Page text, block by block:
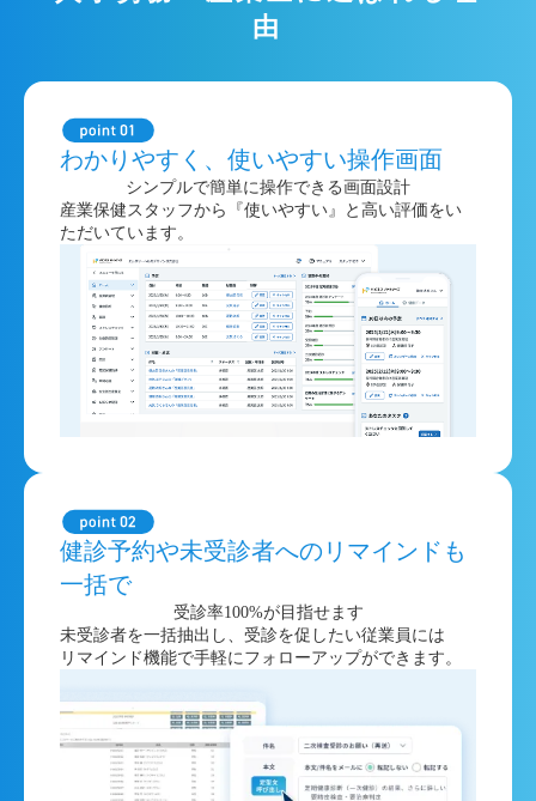
由
わかりやすく、使いやすい操作画面
シンプルで簡単に操作できる画面設計
産業保健スタッフから『使いやすい』と高い評価をい
ただいています。
健診予約や未受診者へのリマインドも
一括で
受診率100%が目指せます
未受診者を一括抽出し、受診を促したい従業員には
リマインド機能で手軽にフォローアップができます。